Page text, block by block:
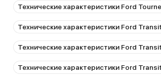
Технические характеристики Ford
Технические характеристики Ford
Технические характеристики Ford
Технические характеристики Ford